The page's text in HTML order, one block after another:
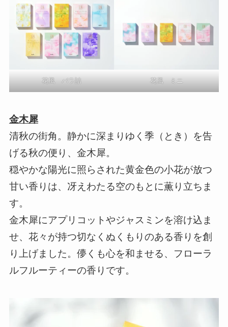
花風 バラ詰 花風 ミニ
金木犀
清秋の街角。静かに深まりゆく季（とき）を告
げる秋の便り、金木犀。
穏やかな陽光に照らされた黄金色の小花が放つ
甘い香りは、冴えわたる空のもとに薫り立ちま
す。
金木犀にアプリコットやジャスミンを溶け込ま
せ、花々が持つ切なくぬくもりのある香りを創
り上げました。儚くも心を和ませる、フローラ
ルフルーティーの香りです。